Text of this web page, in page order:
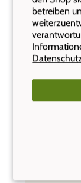
betreiben
Ich kann
mit den
Titop!